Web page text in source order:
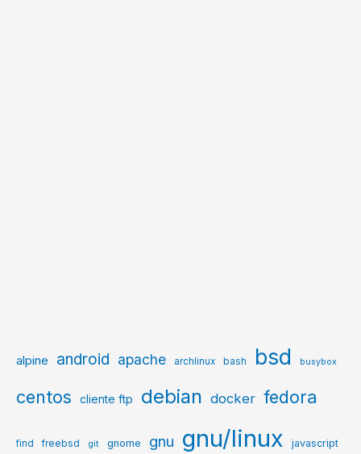
alpine android apache archlinux bash bsd busybox
centos cliente ftp debian docker fedora
find freebsd git gnome gnu gnu/linux javascript